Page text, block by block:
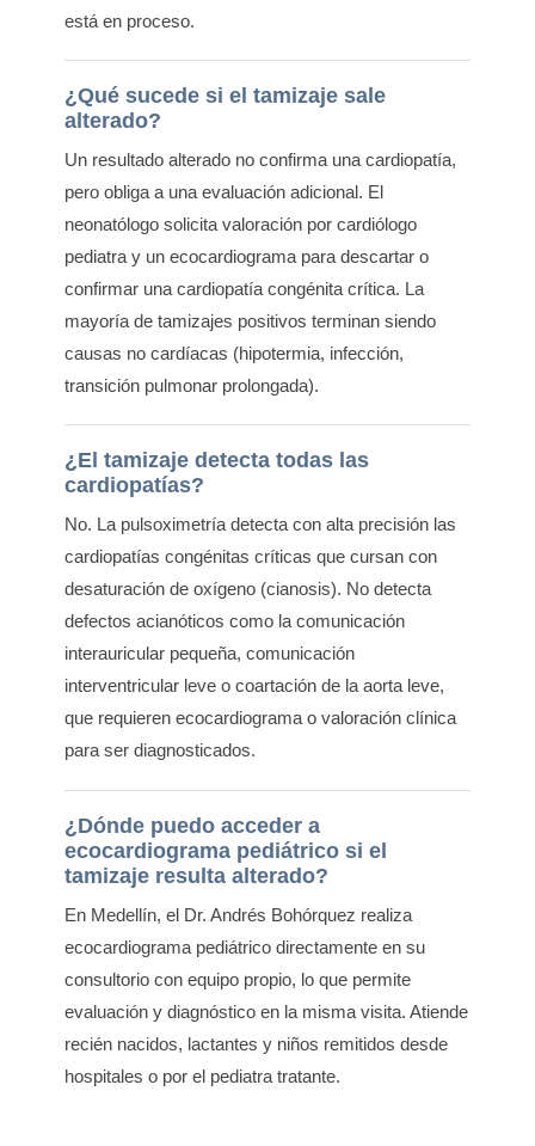
está en proceso.
¿Qué sucede si el tamizaje sale
alterado?
Un resultado alterado no confirma una cardiopatía,
pero obliga a una evaluación adicional. El
neonatólogo solicita valoración por cardiólogo
pediatra y un ecocardiograma para descartar o
confirmar una cardiopatía congénita crítica. La
mayoría de tamizajes positivos terminan siendo
causas no cardíacas (hipotermia, infección,
transición pulmonar prolongada).
¿El tamizaje detecta todas las
cardiopatías?
No. La pulsoximetría detecta con alta precisión las
cardiopatías congénitas críticas que cursan con
desaturación de oxígeno (cianosis). No detecta
defectos acianóticos como la comunicación
interauricular pequeña, comunicación
interventricular leve o coartación de la aorta leve,
que requieren ecocardiograma o valoración clínica
para ser diagnosticados.
¿Dónde puedo acceder a
ecocardiograma pediátrico si el
tamizaje resulta alterado?
En Medellín, el Dr. Andrés Bohórquez realiza
ecocardiograma pediátrico directamente en su
consultorio con equipo propio, lo que permite
evaluación y diagnóstico en la misma visita. Atiende
recién nacidos, lactantes y niños remitidos desde
hospitales o por el pediatra tratante.